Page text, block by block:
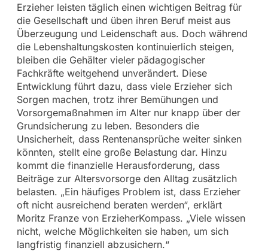
Erzieher leisten täglich einen wichtigen Beitrag für
die Gesellschaft und üben ihren Beruf meist aus
Überzeugung und Leidenschaft aus. Doch während
die Lebenshaltungskosten kontinuierlich steigen,
bleiben die Gehälter vieler pädagogischer
Fachkräfte weitgehend unverändert. Diese
Entwicklung führt dazu, dass viele Erzieher sich
Sorgen machen, trotz ihrer Bemühungen und
Vorsorgemaßnahmen im Alter nur knapp über der
Grundsicherung zu leben. Besonders die
Unsicherheit, dass Rentenansprüche weiter sinken
könnten, stellt eine große Belastung dar. Hinzu
kommt die finanzielle Herausforderung, dass
Beiträge zur Altersvorsorge den Alltag zusätzlich
belasten. „Ein häufiges Problem ist, dass Erzieher
oft nicht ausreichend beraten werden“, erklärt
Moritz Franze von ErzieherKompass. „Viele wissen
nicht, welche Möglichkeiten sie haben, um sich
langfristig finanziell abzusichern.“